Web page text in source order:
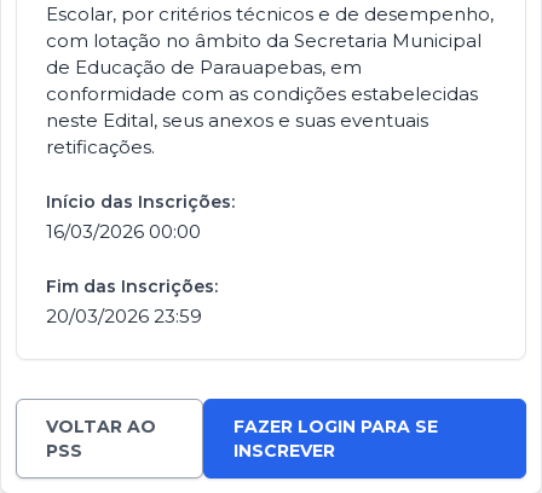
Escolar, por critérios técnicos e de desempenho,
com lotação no âmbito da Secretaria Municipal
de Educação de Parauapebas, em
conformidade com as condições estabelecidas
neste Edital, seus anexos e suas eventuais
retificações.
Início das Inscrições:
16/03/2026 00:00
Fim das Inscrições:
20/03/2026 23:59
VOLTAR AO
PSS
FAZER LOGIN PARA SE
INSCREVER